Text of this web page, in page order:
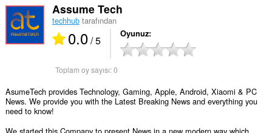
Assume Tech
techhubtarafından
0.0/ 5 Oyunuz
Toplam oy sayısı:0
AsumeTech provides Technology, Gaming, Apple, Android, Xiaomi & PC
News. We provide you with the Latest Breaking News and everything you
need to know!